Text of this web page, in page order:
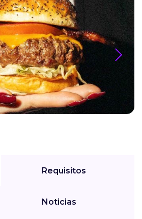
next
Requisitos
Noticias